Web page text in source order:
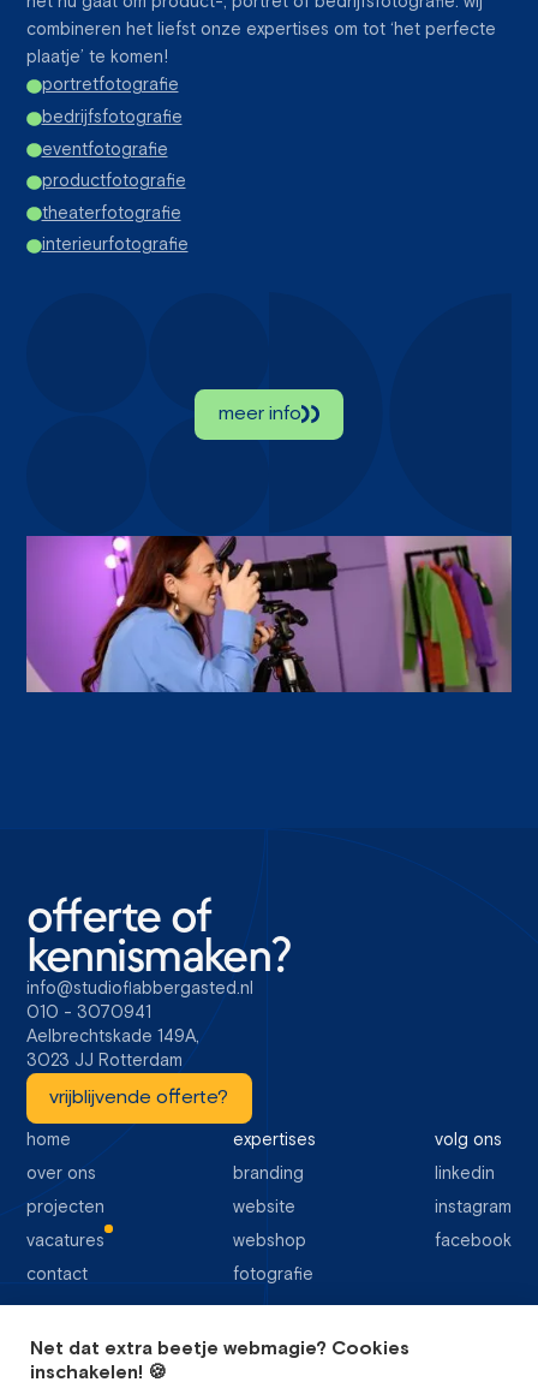
combineren het liefst onze expertises om tot ‘het perfecte
plaatje’ te komen!
portretfotografie
bedrijfsfotografie
eventfotografie
productfotografie
theaterfotografie
interieurfotografie
meer info
offerte of
kennismaken?
info@studioflabbergasted.nl
010 - 3070941
Aelbrechtskade 149A,
3023 JJ Rotterdam
vrijblijvende offerte?
home
over ons
projecten
vacatures
contact
expertises
branding
website
webshop
fotografie
volg ons
linkedin
instagram
facebook
Net dat extra beetje webmagie? Cookies
inschakelen! 🍪